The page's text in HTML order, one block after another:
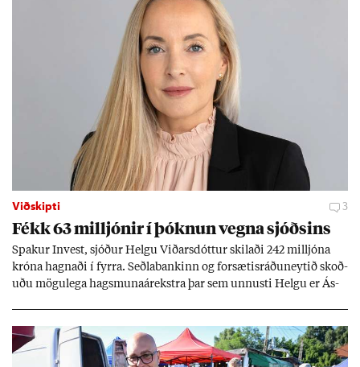
Viðskipti 3
Fékk 63 millj­ón­ir í þókn­un vegna sjóðs­ins
Spak­ur In­vest, sjóð­ur Helgu Við­ars­dótt­ur skil­aði 242 millj­óna
króna hagn­aði í fyrra. Seðla­bank­inn og for­sæt­is­ráðu­neyt­ið skoð­
uðu mögu­lega hags­muna­árekstra þar sem unnusti Helgu er Ás­